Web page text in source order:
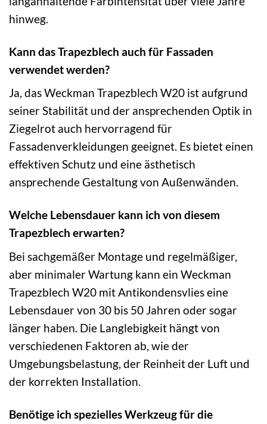
hinweg.
Kann das Trapezblech auch für Fassaden
verwendet werden?
Ja, das Weckman Trapezblech W20 ist aufgrund
seiner Stabilität und der ansprechenden Optik in
Ziegelrot auch hervorragend für
Fassadenverkleidungen geeignet. Es bietet einen
effektiven Schutz und eine ästhetisch
ansprechende Gestaltung von Außenwänden.
Welche Lebensdauer kann ich von diesem
Trapezblech erwarten?
Bei sachgemäßer Montage und regelmäßiger,
aber minimaler Wartung kann ein Weckman
Trapezblech W20 mit Antikondensvlies eine
Lebensdauer von 30 bis 50 Jahren oder sogar
länger haben. Die Langlebigkeit hängt von
verschiedenen Faktoren ab, wie der
Umgebungsbelastung, der Reinheit der Luft und
der korrekten Installation.
Benötige ich spezielles Werkzeug für die